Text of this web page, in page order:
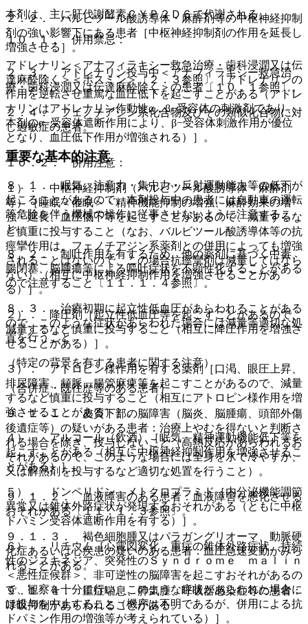
本剤は、主に肝代謝酵素ＣＹＰ２Ｄ６で代謝される。
１０．１． 併用禁忌：
アドレナリン＜アナフィラキシー救急治療・歯科浸潤又は伝
達麻酔除く＞＜ボスミン＞〔２．３参照〕［アドレナリンの
作用を逆転させ重篤な血圧低下を起こすことがある（アドレ
ナリンはアドレナリン作動性α，β−受容体の刺激剤であり、
本剤のα−受容体遮断作用により、β−受容体刺激作用が優位
となり、血圧低下作用が増強される）］。
１０．２． 併用注意：
１）． 中枢神経抑制剤（バルビツール酸誘導体・麻酔剤
等）［睡眠＜催眠＞・精神機能抑制の増強、麻酔効果の増
強・延長、血圧低下等を起こすことがあるので、減量するな
ど慎重に投与すること（なお、バルビツール酸誘導体等の抗
痙攣作用は、フェノチアジン系薬剤との併用によっても増強
されることはないので、この場合抗痙攣剤は減量してはなら
ない）（相互に中枢神経抑制作用を増強させることがあ
る）］。
２）． 降圧剤［起立性低血圧等を起こすことがあるので、
減量するなど慎重に投与すること（相互に降圧作用を増強さ
せることがある）］。
３）． アトロピン様作用を有する薬剤［口渇、眼圧上昇、
排尿障害、頻脈、腸管麻痺等を起こすことがあるので、減量
するなど慎重に投与すること（相互にアトロピン様作用を増
強させることがある）］。
４）． アルコール（飲酒）［眠気、精神運動機能低下等を
起こすことがある（相互に中枢神経抑制作用を増強させるこ
とがある）］。
５）． ドンペリドン、メトクロプラミド［内分泌機能調節
異常又は錐体外路症状が発現するおそれがある（ともに中枢
ドパミン受容体遮断作用を有する）］。
６）． リチウム［心電図変化、重症の錐体外路症状、持続
性のジスキネジア、突発性のＳｙｎｄｒｏｍｅ ｍａｌｉｎ
＜悪性症候群＞、非可逆性の脳障害を起こすおそれがあるの
で、観察を十分に行い、このような症状があらわれた場合に
は投与を中止すること（機序は不明であるが、併用による抗
ドパミン作用の増強等が考えられている）］。
２．２． バルビツール酸誘導体・麻酔剤等の中枢神経抑制
剤の強い影響下にある患者［中枢神経抑制剤の作用を延長し
増強させる］。
２．３． アドレナリン投与中＜アナフィラキシー救急治
療・歯科浸潤又は伝達麻酔除く＞の患者〔１０．１参照〕。
２．４． フェノチアジン系化合物及びその類似化合物に対
し過敏症の患者。
重要な基本的注意
８．１． 眠気、注意力・集中力・反射運動能力等の低下が
起こることがあるので、本剤投与中の患者には自動車の運転
等危険を伴う機械の操作に従事させないように注意するこ
と。
８．２． 制吐作用を有するため、他の薬剤に基づく中毒、
腸閉塞、脳腫瘍等による嘔吐症状を不顕性化することがある
ので注意すること〔１１．１．４参照〕。
８．３． 治療初期に起立性低血圧があらわれることがある
ので、このような症状があらわれた場合には減量等適切な処
置を行うこと。
（特定の背景を有する患者に関する注意）
（合併症・既往歴等のある患者）
９．１．１． 皮質下部の脳障害（脳炎、脳腫瘍、頭部外傷
後遺症等）の疑いがある患者：治療上やむを得ないと判断さ
れる場合を除き、投与しないこと（高熱反応があらわれるお
それがあるので、このような場合には全身を氷で冷やすか、
又は解熱剤を投与するなど適切な処置を行うこと）。
９．１．２． 血液障害のある患者：血液障害を悪化させる
おそれがある〔１１．１．３参照〕。
９．１．３． 褐色細胞腫又はパラガングリオーマ、動脈硬
化症あるいは心疾患の疑いのある患者：血圧急速変動がみら
れることがある。
９．１．４． 重症喘息、肺気腫、呼吸器感染症等の患者：
呼吸抑制があらわれることがある。